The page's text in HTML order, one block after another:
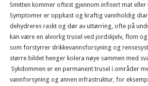
Smitten kommer oftest gjennom infisert mat eller
Symptomer er oppkast og kraftig vannholdig
dehydreres raskt og dør av uttørring, ofte på
kan være en alvorlig trusel ved jordskjelv, flom
som forstyrrer drikkevannsforsyning og
større bildet henger kolera nøye sammen med
Sykdommen er en permanent trusel i områder
vannforsyning og annen infrastruktur, for